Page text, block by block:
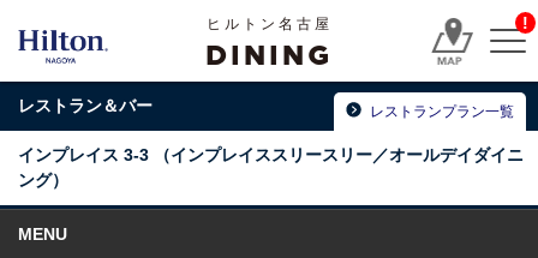
ヒルトン名古屋
DINING
!
レストラン＆バー レストランプラン一覧
インプレイス 3-3
（インプレイススリースリー／オールデイダイニ
ング）
MENU